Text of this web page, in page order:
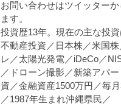
お問い合わせはツイッター
ます。
投資歴13年。現在の主な投資
不動産投資／日本株／米国
レ／太陽光発電／iDeCo／
／ドローン撮影／新築アパ
資／金融資産1500万円／毎
／1987年生まれ沖縄県民／